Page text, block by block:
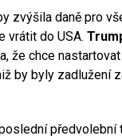
zvýšila daně pro
vrátit do USA.
že chce
by byly zadlužení
předvolební